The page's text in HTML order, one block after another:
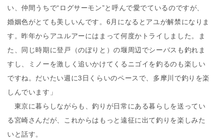
い、仲間うちで“ログサーモン”と呼んで愛でているのですが、
婚姻色がとても美しいんです。6月になるとアユが解禁になりま
す。昨年からアユルアーにはまって何度かトライしました。ま
た、同じ時期に登戸（のぼりと）の堰周辺でシーバスも釣れま
すし、ミノーを激しく追いかけてくるニゴイを釣るのも楽しい
ですね。だいたい週に3日くらいのペースで、多摩川で釣りを楽
しんでいます」
東京に暮らしながらも、釣りが日常にある暮らしを送ってい
る宮崎さんだが、これからはもっと遠征に出て釣りを楽しみた
いと話す。